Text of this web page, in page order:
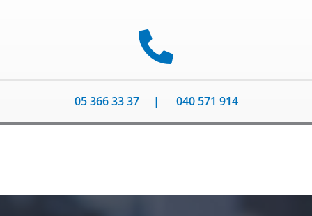
05 366 33 37| 040 571 914